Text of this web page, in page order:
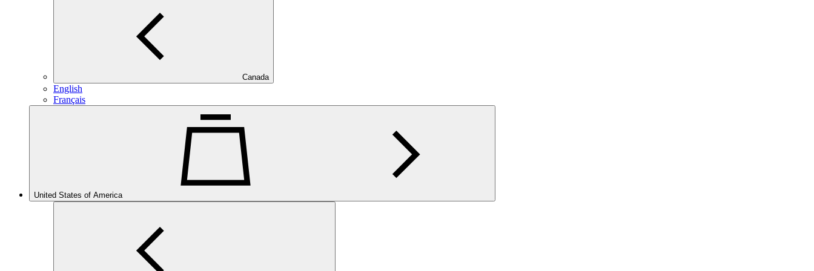
Canada
English
Français
United States of America